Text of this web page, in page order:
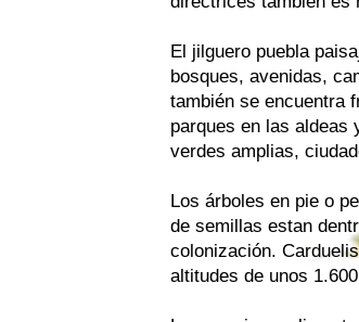
El jilguero puebla
bosques, avenidas,
también se encuentra
parques en las aldeas
verdes amplias,
Los árboles en pie o
de semillas estan
colonización.
altitudes de unos